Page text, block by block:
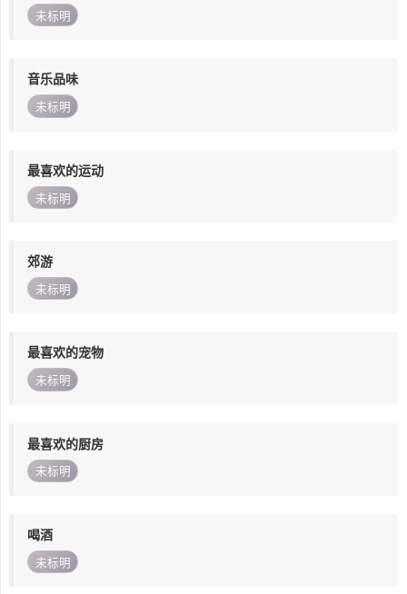
未标明
音乐品味
未标明
最喜欢的运动
未标明
郊游
未标明
最喜欢的宠物
未标明
最喜欢的厨房
未标明
喝酒
未标明